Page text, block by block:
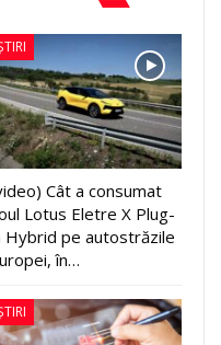
Cât a consumat
Lotus Eletre X Plug-
Hybrid pe autostrăzile
în…